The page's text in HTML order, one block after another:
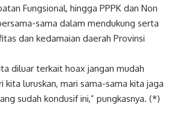
Fungsional, hingga PPPK dan Non
sama dalam mendukung serta
dan kedamaian daerah Provinsi
diluar terkait hoax jangan mudah
kita luruskan, mari sama-sama kita jaga
sudah kondusif ini,” pungkasnya. (*)